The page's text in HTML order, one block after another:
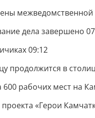
дела завершено
09:12
продолжится в
рабочих мест на
«Герои